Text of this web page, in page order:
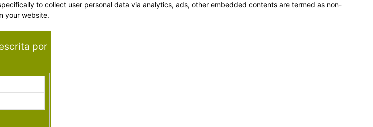
to collect user personal data via analytics, ads, other embedded contents are termed as non-
your website.
por